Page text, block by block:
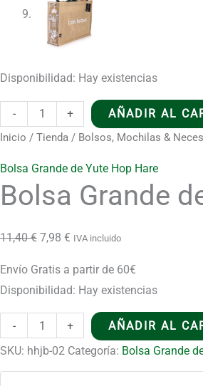
Disponibilidad: Hay existencias
-
Bolsa
Grande
Yute
Hop
-
Valiente
cantidad
+ AÑADIR AL
Inicio / Tienda / Bolsos, Mochilas &
Bolsa Grande de Yute Hop Hare
Bolsa Grande
11,40€ El
original
era:
11,40 €.
7,98 € El
actual
es:
7,98 €.
IVA incluido
Envío Gratis a partir de 60€
Disponibilidad: Hay existencias
-
Bolsa
Grande
+
AÑADIR AL
SKU: hhjb-02 Categoría: Bolsa Grande